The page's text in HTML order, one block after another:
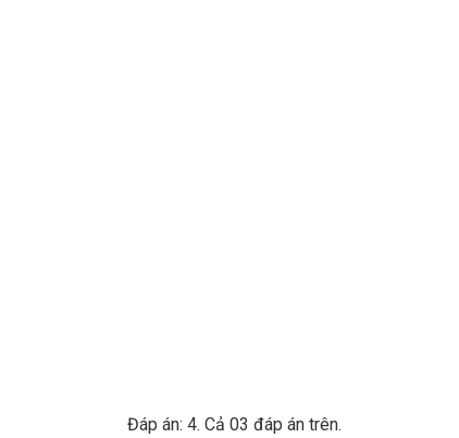
Đáp án: 4. Cả 03 đáp án trên.